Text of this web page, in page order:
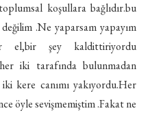
koşullara bağlıdır.bu
.Ne yaparsam yapayım
el,bir şey kaldittiriyordu
her iki tarafında bulunmadan
kere canımı yakıyordu.Her
öyle sevişmemiştim .Fakat ne